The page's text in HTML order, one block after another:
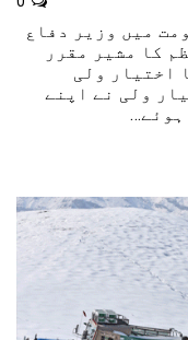
میں وزیر دفاع
کا مشیر مقرر
اختیار ولی
ولی نے اپنے
ہوئے…